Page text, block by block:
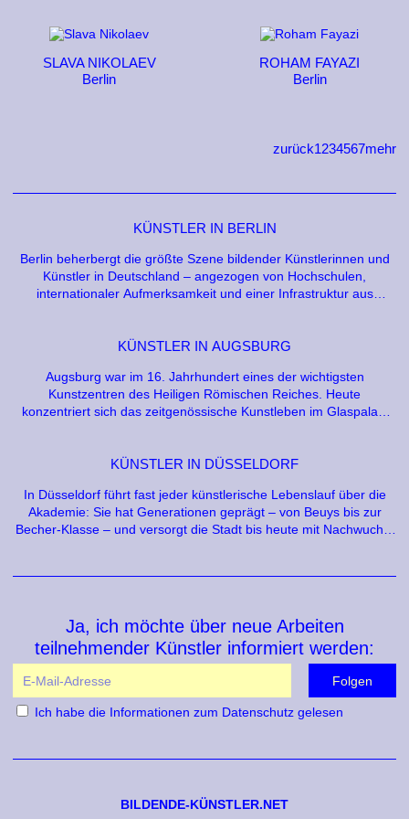
SLAVA NIKOLAEV
Berlin
ROHAM FAYAZI
Berlin
zurück1234567mehr
KÜNSTLER IN BERLIN
Berlin beherbergt die größte Szene bildender Künstlerinnen und
Künstler in Deutschland – angezogen von Hochschulen,
internationaler Aufmerksamkeit und einer Infrastruktur aus
ausstellen und was die Stadt für sie tut.
KÜNSTLER IN AUGSBURG
Augsburg war im 16. Jahrhundert eines der wichtigsten
Kunstzentren des Heiligen Römischen Reiches. Heute
konzentriert sich das zeitgenössische Kunstleben im Glaspalast
die Ecke Galerie sind zentrale Anlaufstellen für zeitgenössische
KÜNSTLER IN DÜSSELDORF
In Düsseldorf führt fast jeder künstlerische Lebenslauf über die
Akademie: Sie hat Generationen geprägt – von Beuys bis zur
Becher-Klasse – und versorgt die Stadt bis heute mit Nachwuchs,
Ja, ich möchte über neue Arbeiten
teilnehmender Künstler informiert werden:
Ich habe die Informationen zum Datenschutzgelesen
BILDENDE-KÜNSTLER.NET